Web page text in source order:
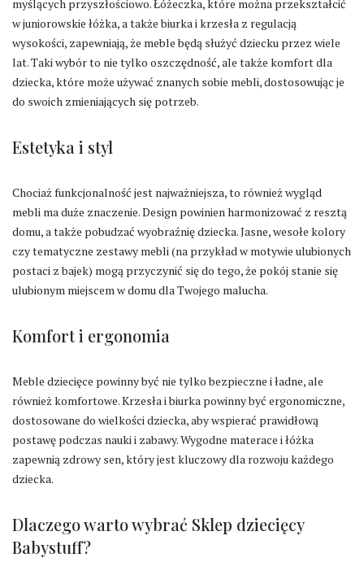
myślących przyszłościowo. Łóżeczka, które można przekształcić
w juniorowskie łóżka, a także biurka i krzesła z regulacją
wysokości, zapewniają, że meble będą służyć dziecku przez wiele
lat. Taki wybór to nie tylko oszczędność, ale także komfort dla
dziecka, które może używać znanych sobie mebli, dostosowując je
do swoich zmieniających się potrzeb.
Estetyka i styl
Chociaż funkcjonalność jest najważniejsza, to również wygląd
mebli ma duże znaczenie. Design powinien harmonizować z resztą
domu, a także pobudzać wyobraźnię dziecka. Jasne, wesołe kolory
czy tematyczne zestawy mebli (na przykład w motywie ulubionych
postaci z bajek) mogą przyczynić się do tego, że pokój stanie się
ulubionym miejscem w domu dla Twojego malucha.
Komfort i ergonomia
Meble dziecięce powinny być nie tylko bezpieczne i ładne, ale
również komfortowe. Krzesła i biurka powinny być ergonomiczne,
dostosowane do wielkości dziecka, aby wspierać prawidłową
postawę podczas nauki i zabawy. Wygodne materace i łóżka
zapewnią zdrowy sen, który jest kluczowy dla rozwoju każdego
dziecka.
Dlaczego warto wybrać Sklep dziecięcy
Babystuff?